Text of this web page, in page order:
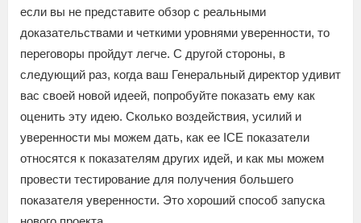
если вы не представите обзор с реальными
доказательствами и четкими уровнями уверенности, то
переговоры пройдут легче. С другой стороны, в
следующий раз, когда ваш Генеральный директор удивит
вас своей новой идеей, попробуйте показать ему как
оценить эту идею. Сколько воздействия, усилий и
уверенности мы можем дать, как ее ICE показатели
относятся к показателям других идей, и как мы можем
провести тестирование для получения большего
показателя уверенности. Это хороший способ запуска